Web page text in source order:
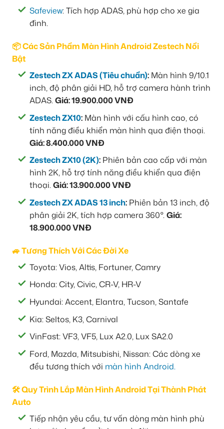
Safeview: Tích hợp ADAS, phù hợp cho xe gia
đình.
📦 Các Sản Phẩm Màn Hình Android Zestech Nổi
Bật
Zestech ZX ADAS (Tiêu chuẩn): Màn hình 9/10.1
inch, độ phân giải HD, hỗ trợ camera hành trình
ADAS.Giá: 19.900.000 VNĐ
Zestech ZX10: Màn hình với cấu hình cao, có
tính năng điều khiển màn hình qua điện thoại.
Giá: 8.400.000 VNĐ
Zestech ZX10 (2K): Phiên bản cao cấp với màn
hình 2K, hỗ trợ tính năng điều khiển qua điện
thoại.Giá: 13.900.000 VNĐ
Zestech ZX ADAS 13 inch: Phiên bản 13 inch, độ
phân giải 2K, tích hợp camera 360°.Giá:
18.900.000 VNĐ
🚙 Tương Thích Với Các Đời Xe
Toyota: Vios, Altis, Fortuner, Camry
Honda: City, Civic, CR-V, HR-V
Hyundai: Accent, Elantra, Tucson, Santafe
Kia: Seltos, K3, Carnival
VinFast: VF3, VF5, Lux A2.0, Lux SA2.0
Ford, Mazda, Mitsubishi, Nissan: Các dòng xe
đều tương thích với màn hình Android.
🛠️ Quy Trình Lắp Màn Hình Android Tại Thành Phát
Auto
Tiếp nhận yêu cầu, tư vấn dòng màn hình phù